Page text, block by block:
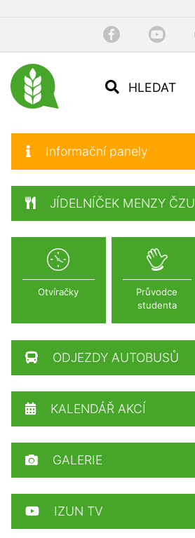
HLEDAT
Informační panely
JÍDELNÍČEK MENZY ČZU
Otvíračky
Průvodce
studenta
ODJEZDY AUTOBUSŮ
KALENDÁŘ AKCÍ
GALERIE
IZUN TV